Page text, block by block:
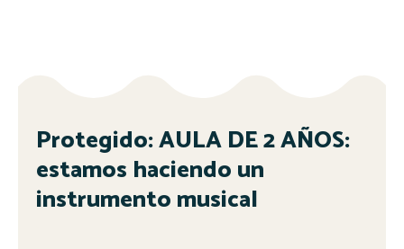
Protegido: AULA DE 2 AÑOS:
estamos haciendo un
instrumento musical